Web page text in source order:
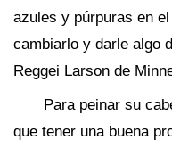
azules y púrpuras en
cambiarlo y darle algo
Reggei Larson de
Para peinar su
que tener una buena